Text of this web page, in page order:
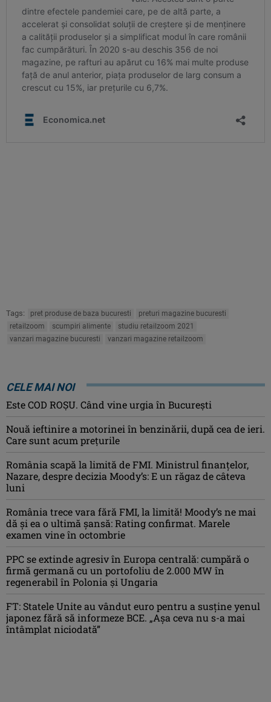
Tags: pret produse de baza bucuresti
preturi magazine bucuresti
retailzoom
scumpiri alimente
studiu retailzoom 2021
vanzari magazine bucuresti
vanzari magazine retailzoom
CELE MAI NOI
Este COD ROŞU. Când vine urgia în Bucureşti
Nouă ieftinire a motorinei în benzinării, după cea de ieri.
Care sunt acum prețurile
România scapă la limită de FMI. Ministrul finanțelor,
Nazare, despre decizia Moody’s: E un răgaz de câteva
luni
România trece vara fără FMI, la limită! Moody’s ne mai
dă și ea o ultimă șansă: Rating confirmat. Marele
examen vine în octombrie
PPC se extinde agresiv în Europa centrală: cumpără o
firmă germană cu un portofoliu de 2.000 MW în
regenerabil în Polonia și Ungaria
FT: Statele Unite au vândut euro pentru a susține yenul
japonez fără să informeze BCE. „Așa ceva nu s-a mai
întâmplat niciodată”